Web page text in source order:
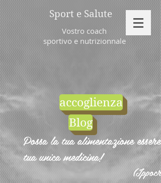
Sport e Salute
Vostro coach
sportivo e nutrizionnale
accoglienza
Blog
Possa la tua alimentazione essere
tua unica medicina!